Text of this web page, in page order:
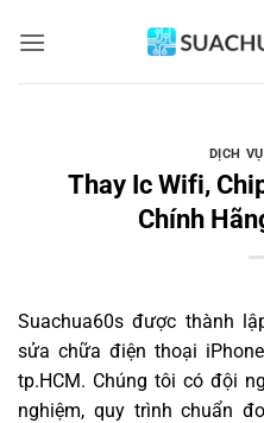
qua
DỊCH VỤ
Thay Ic Wifi,
Chính
Suachua60s được thành
sửa chữa điện thoại
tp.HCM. Chúng tôi có đội
nghiệm, quy trình chuẩn